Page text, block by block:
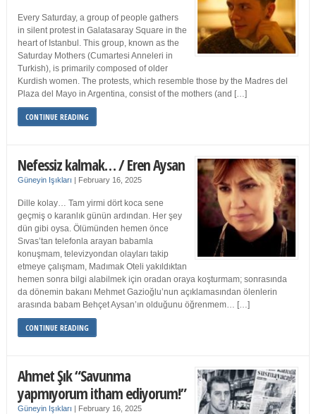
Every Saturday, a group of people gathers
in silent protest in Galatasaray Square in the
heart of Istanbul. This group, known as the
Saturday Mothers (Cumartesi Anneleri in
Turkish), is primarily composed of older
Kurdish women. The protests, which resemble those by the Madres del
Plaza del Mayo in Argentina, consist of the mothers (and […]
CONTINUE READING
Nefessiz kalmak… / Eren Aysan
Güneyin Işıkları | February 16, 2025
Dille kolay… Tam yirmi dört koca sene
geçmiş o karanlık günün ardından. Her şey
dün gibi oysa. Ölümünden hemen önce
Sıvas’tan telefonla arayan babamla
konuşmam, televizyondan olayları takip
etmeye çalışmam, Madımak Oteli yakıldıktan
hemen sonra bilgi alabilmek için oradan oraya koşturmam; sonrasında
da dönemin bakanı Mehmet Gazioğlu’nun açıklamasından ölenlerin
arasında babam Behçet Aysan’ın olduğunu öğrenmem… […]
CONTINUE READING
Ahmet Şık “Savunma
yapmıyorum itham ediyorum!”
Güneyin Işıkları | February 16, 2025